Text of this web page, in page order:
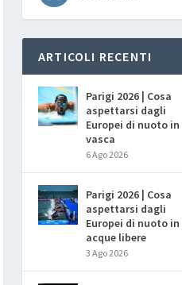
ARTICOLI RECENTI
Parigi 2026 | Cosa
aspettarsi dagli
Europei di nuoto in
vasca
6 Ago 2026
Parigi 2026 | Cosa
aspettarsi dagli
Europei di nuoto in
acque libere
3 Ago 2026